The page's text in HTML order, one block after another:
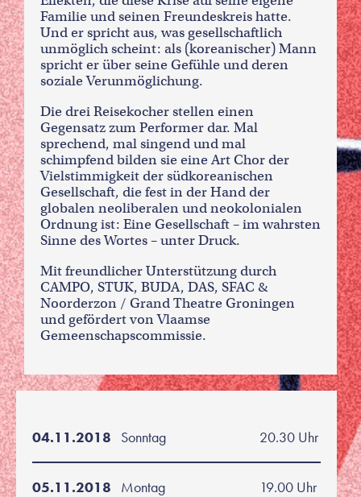
Familie und seinen Freundeskreis hatte.
Und er spricht aus, was gesellschaftlich
unmöglich scheint: als (koreanischer) Mann
spricht er über seine Gefühle und deren
soziale Verunmöglichung.
Die drei Reisekocher stellen einen
Gegensatz zum Performer dar. Mal
sprechend, mal singend und mal
schimpfend bilden sie eine Art Chor der
Vielstimmigkeit der südkoreanischen
Gesellschaft, die fest in der Hand der
globalen neoliberalen und neokolonialen
Ordnung ist: Eine Gesellschaft – im wahrsten
Sinne des Wortes – unter Druck.
Mit freundlicher Unterstützung durch
CAMPO, STUK, BUDA, DAS, SFAC &
Noorderzon / Grand Theatre Groningen
und gefördert von Vlaamse
Gemeenschapscommissie.
04.11.2018 Sonntag 20.30 Uhr
05.11.2018 Montag 19.00 Uhr